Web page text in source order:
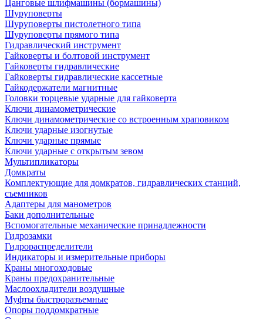
Цанговые шлифмашины (бормашины)
Шуруповерты
Шуруповерты пистолетного типа
Шуруповерты прямого типа
Гидравлический инструмент
Гайковерты и болтовой инструмент
Гайковерты гидравлические
Гайковерты гидравлические кассетные
Гайкодержатели магнитные
Головки торцевые ударные для гайковерта
Ключи динамометрические
Ключи динамометрические со встроенным храповиком
Ключи ударные изогнутые
Ключи ударные прямые
Ключи ударные с открытым зевом
Мультипликаторы
Домкраты
Комплектующие для домкратов, гидравлических станций,
съемников
Адаптеры для манометров
Баки дополнительные
Вспомогательные механические принадлежности
Гидрозамки
Гидрораспределители
Индикаторы и измерительные приборы
Краны многоходовые
Краны предохранительные
Маслоохладители воздушные
Муфты быстроразъемные
Опоры поддомкратные